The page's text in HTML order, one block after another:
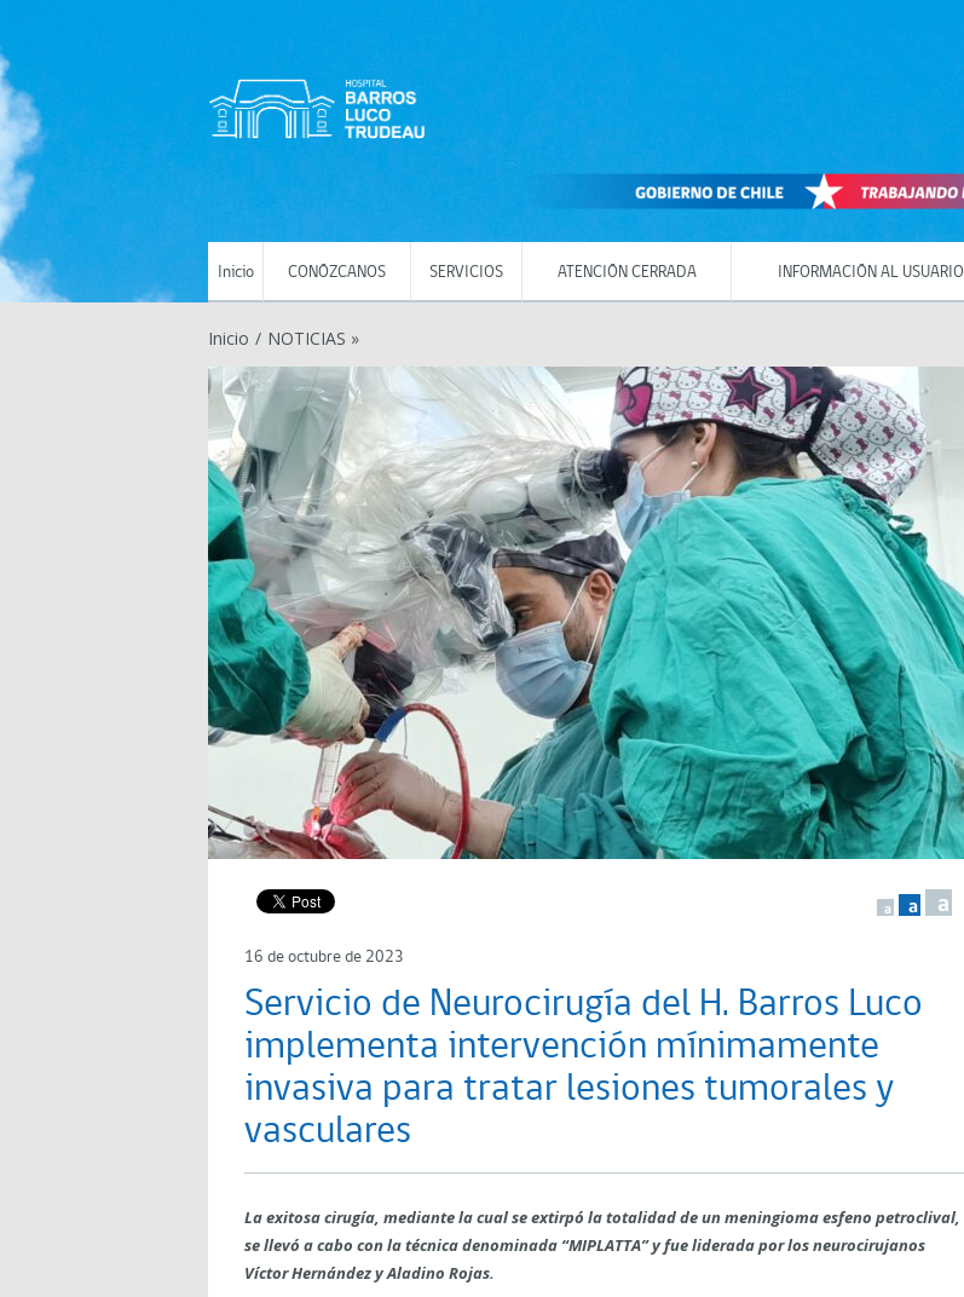
Inicio CONÓZCANOS SERVICIOS ATENCIÓN CERRADA INFORMACIÓN AL USUARIO
Inicio / NOTICIAS »
a a a
16 de octubre de 2023
Servicio de Neurocirugía del H. Barros Luco
implementa intervención mínimamente
invasiva para tratar lesiones tumorales y
vasculares
La exitosa cirugía, mediante la cual se extirpó la totalidad de un meningioma esfeno petroclival,
se llevó a cabo con la técnica denominada “MIPLATTA” y fue liderada por los neurocirujanos
Víctor Hernández y Aladino Rojas.